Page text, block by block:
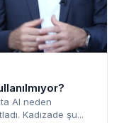
AI neden
Kadızade şu...